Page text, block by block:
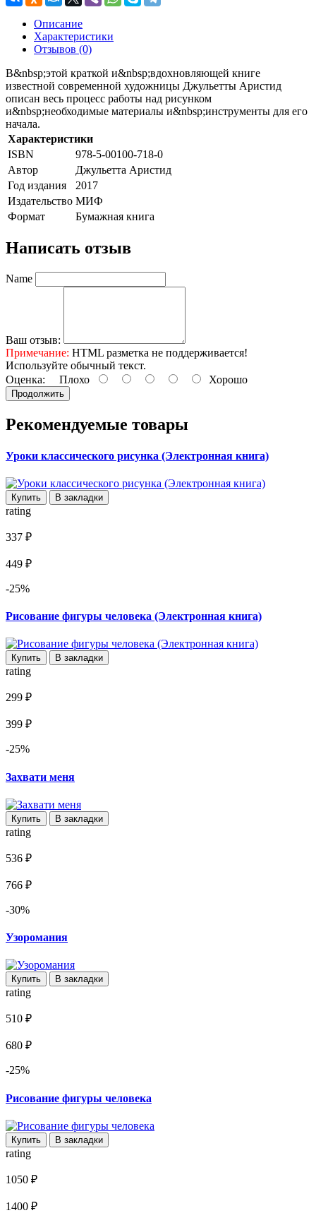
Описание
Характеристики
Отзывов (0)
В&nbsp;этой краткой и&nbsp;вдохновляющей книге
известной современной художницы Джульетты Аристид
описан весь процесс работы над рисунком
и&nbsp;необходимые материалы и&nbsp;инструменты для его
начала.
Характеристики
ISBN
978-5-00100-718-0
Автор
Джульетта Аристид
Год издания
2017
Издательство МИФ
Формат
Бумажная книга
Написать отзыв
Name
Ваш отзыв:
Примечание: HTML разметка не поддерживается!
Используйте обычный текст.
Оценка: Плохо Хорошо
Продолжить
Рекомендуемые товары
Уроки классического рисунка (Электронная книга)
Купить В закладки
rating
337 ₽
449 ₽
-25%
Рисование фигуры человека (Электронная книга)
Купить В закладки
rating
299 ₽
399 ₽
-25%
Захвати меня
Купить В закладки
rating
536 ₽
766 ₽
-30%
Узоромания
Купить В закладки
rating
510 ₽
680 ₽
-25%
Рисование фигуры человека
Купить В закладки
rating
1050 ₽
1400 ₽